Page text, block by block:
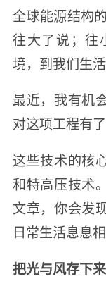
全球能源结构
往大了说；往
境，到我们生
最近，我有机
对这项工程有
这些技术的核
和特高压技术
文章，你会发
日常生活息息相
把光与风存下来